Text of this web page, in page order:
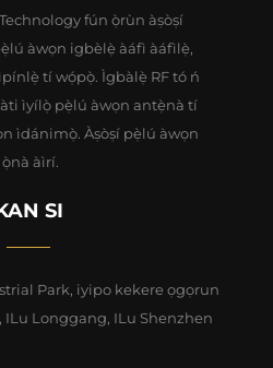
fún ọ̀rùn àṣòṣí
àwọn igbèlẹ̀ àáfì àáfìlẹ̀,
tí wọ́pọ̀. Ìgbàlẹ̀ RF tó ń
ìyílọ̀ pẹ̀lú àwọn antẹ̀nà tí
ìdánimọ̀. Àṣòṣí pẹ̀lú àwọn
àìrí.
SI
Park, iyipo kekere ọgọrun
Longgang, ILu Shenzhen